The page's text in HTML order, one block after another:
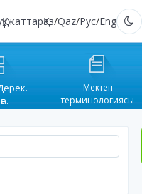
ҚұжаттарҚаз/Qaz/Рус/Eng
Мектеп
терминологиясы